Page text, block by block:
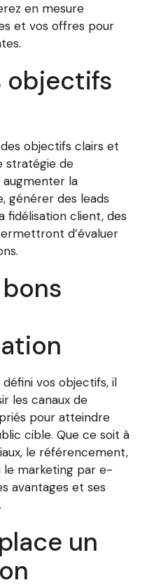
en mesure
et vos offres pour
objectifs
objectifs clairs et
stratégie de
augmenter la
générer des leads
fidélisation client, des
d’évaluer
défini vos objectifs, il
les canaux de
pour atteindre
cible. Que ce soit à
le référencement,
le marketing par e-
avantages et ses
un